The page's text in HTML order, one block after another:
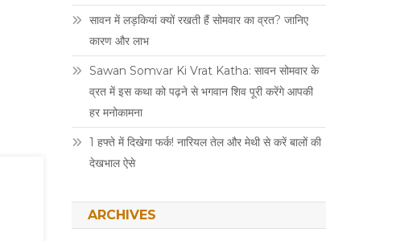
सावन में लड़कियां क्यों रखती हैं सोमवार का व्रत? जानिए
कारण और लाभ
Sawan Somvar Ki Vrat Katha: सावन सोमवार के
व्रत में इस कथा को पढ़ने से भगवान शिव पूरी करेंगे आपकी
हर मनोकामना
1 हफ्ते में दिखेगा फर्क! नारियल तेल और मेथी से करें बालों की
देखभाल ऐसे
ARCHIVES